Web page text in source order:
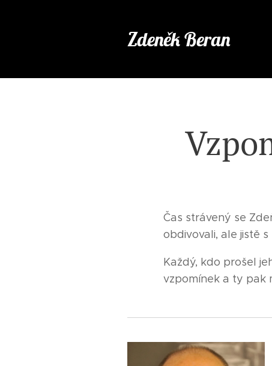
Zdeněk Beran
Čas strávený se
obdivovali, ale jistě
Každý, kdo prošel
vzpomínek a ty pak